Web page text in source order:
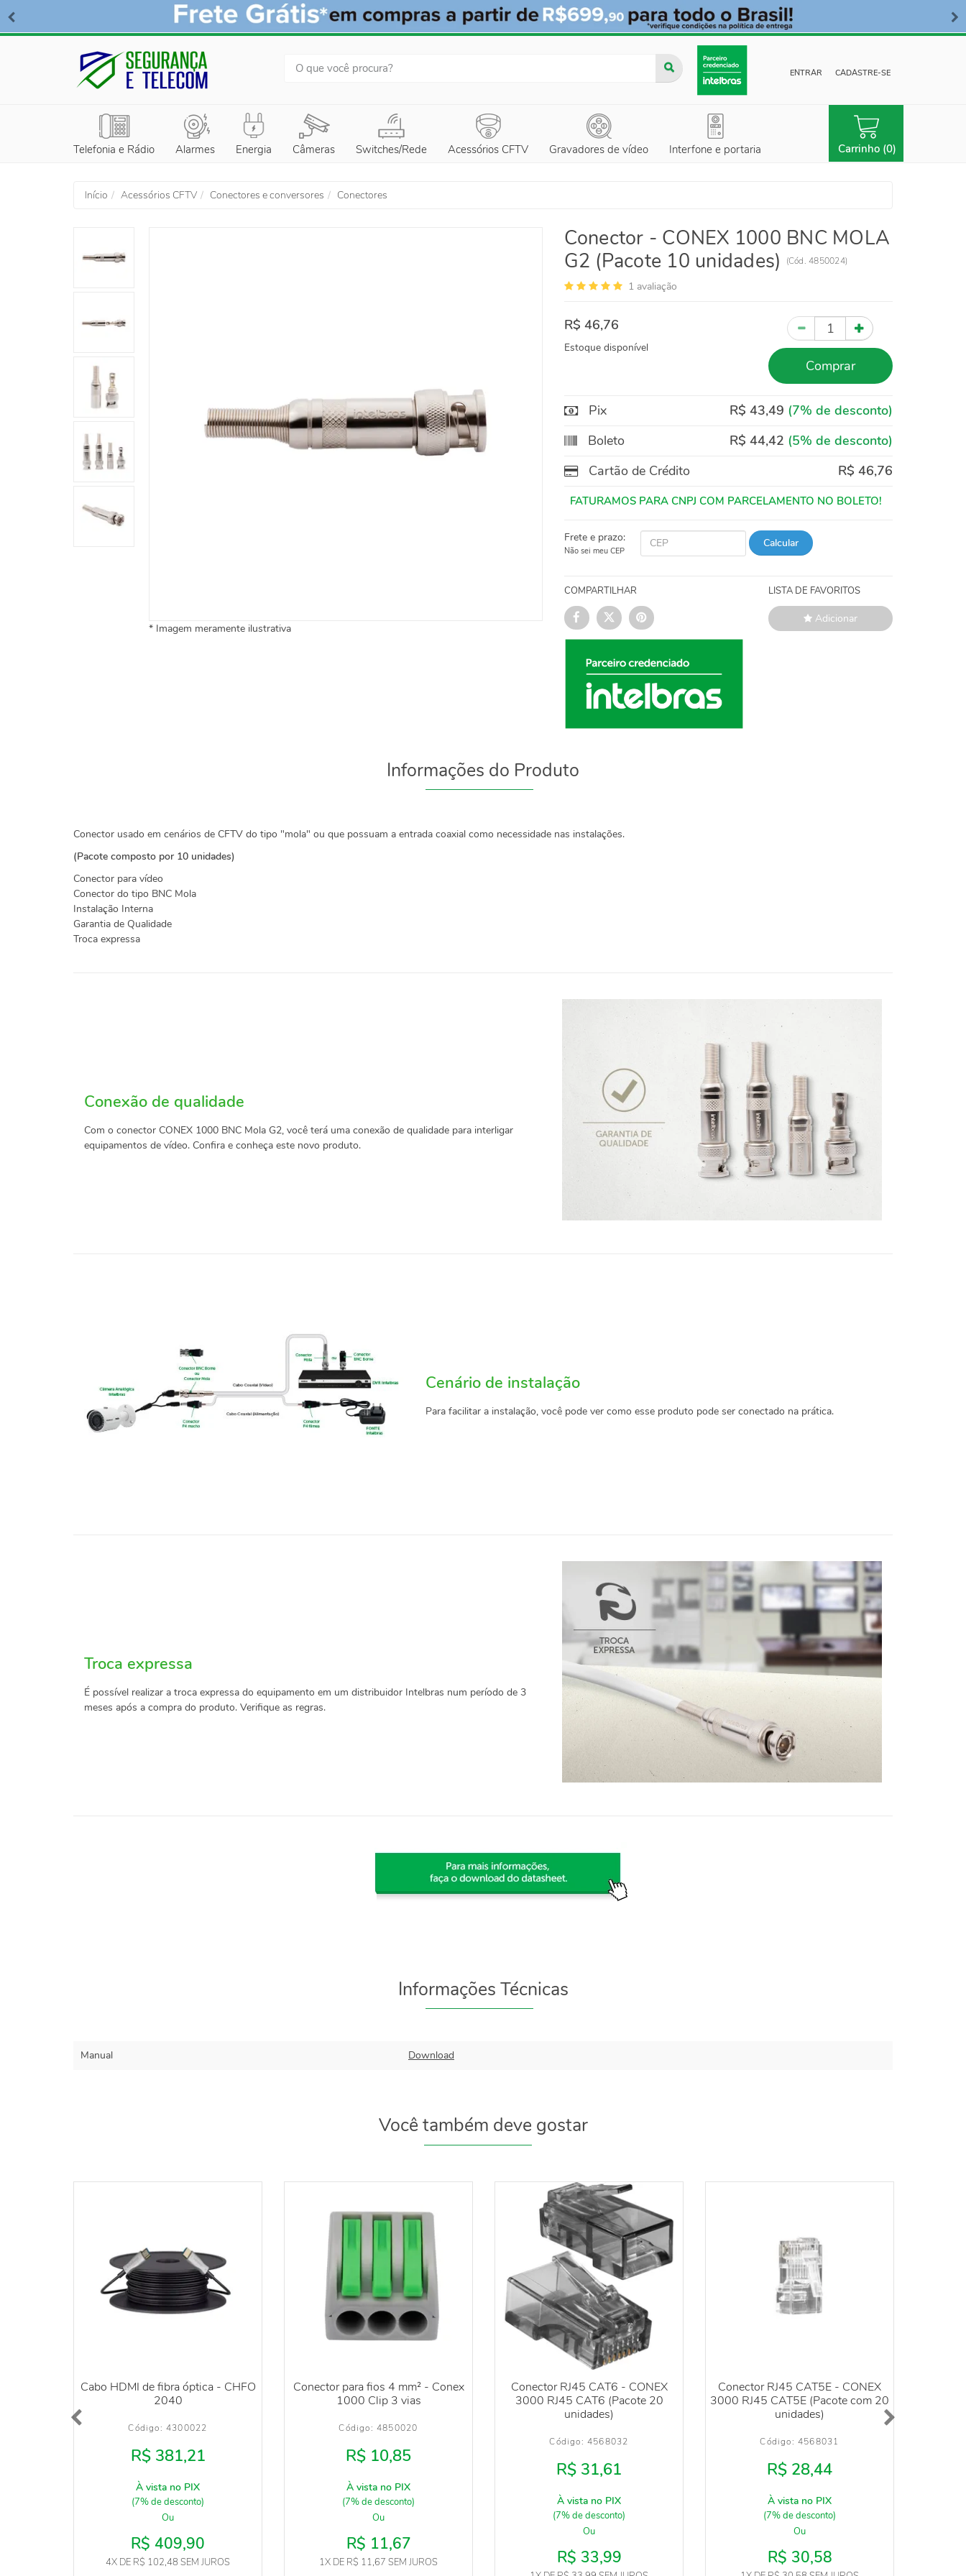
ENTRAR
CADASTRE-SE
Telefonia e Rádio Alarmes Energia Câmeras Switches/Rede Acessórios CFTV Gravadores de vídeo Interfone e portaria Carrinho (0)
Início Acessórios CFTV Conectores e conversores Conectores
Conector - CONEX 1000 BNC MOLA
G2 (Pacote 10 unidades)
(Cód. 4850024)
1 avaliação
R$ 46,76
Estoque disponível
Quantidade
Comprar
Pix R$ 43,49 (7% de desconto)
Boleto
R$ 44,42 (5% de desconto)
Cartão de Crédito
R$ 46,76
Frete e prazo:
Não sei meu CEP
Calcular
COMPARTILHAR LISTA DE FAVORITOS
Adicionar
Informações do Produto
Conector usado em cenários de CFTV do tipo "mola" ou que possuam a entrada coaxial como necessidade nas instalações.
(Pacote composto por 10 unidades)
Conector para vídeo
Conector do tipo BNC Mola
Instalação Interna
Garantia de Qualidade
Troca expressa
Conexão de qualidade
Com o conector CONEX 1000 BNC Mola G2, você terá uma conexão de qualidade para interligar
equipamentos de vídeo. Confira e conheça este novo produto.
Cenário de instalação
Para facilitar a instalação, você pode ver como esse produto pode ser conectado na prática.
Troca expressa
É possível realizar a troca expressa do equipamento em um distribuidor Intelbras num período de 3
meses após a compra do produto. Verifique as regras.
Informações Técnicas
Manual Download
Você também deve gostar
Cabo HDMI de fibra óptica - CHFO
2040
Código: 4300022
R$ 381,21
À vista no PIX
(7% de desconto)
Ou
R$ 409,90
4X DE R$ 102,48 SEM JUROS
Conector para fios 4 mm² - Conex
1000 Clip 3 vias
Código: 4850020
R$ 10,85
À vista no PIX
(7% de desconto)
Ou
R$ 11,67
1X DE R$ 11,67 SEM JUROS
Conector RJ45 CAT6 - CONEX
3000 RJ45 CAT6 (Pacote 20
unidades)
Código: 4568032
R$ 31,61
À vista no PIX
(7% de desconto)
Ou
R$ 33,99
Conector RJ45 CAT5E - CONEX
3000 RJ45 CAT5E (Pacote com 20
unidades)
Código: 4568031
R$ 28,44
À vista no PIX
(7% de desconto)
Ou
R$ 30,58